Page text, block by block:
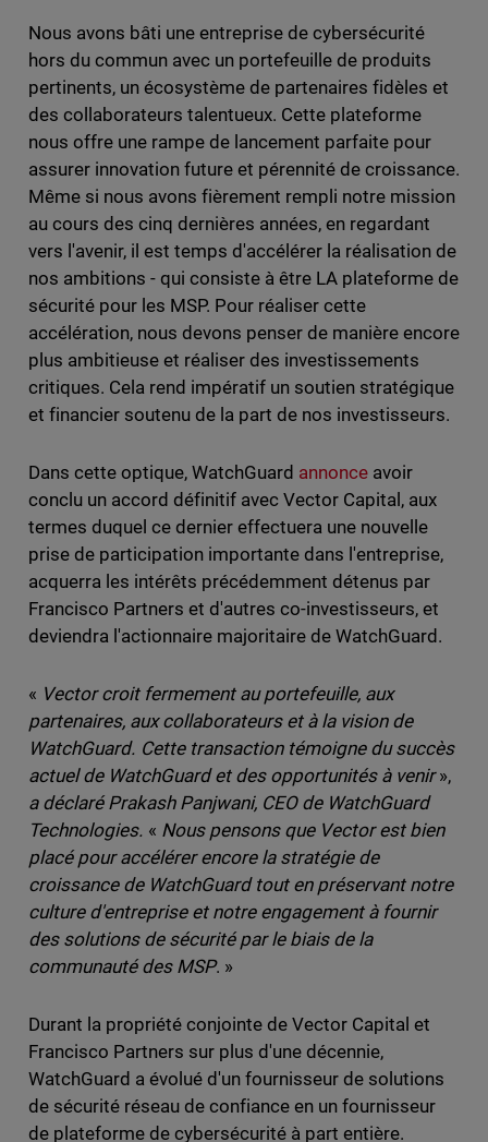
Nous avons bâti une entreprise de cybersécurité
hors du commun avec un portefeuille de produits
pertinents, un écosystème de partenaires fidèles et
des collaborateurs talentueux. Cette plateforme
nous offre une rampe de lancement parfaite pour
assurer innovation future et pérennité de croissance.
Même si nous avons fièrement rempli notre mission
au cours des cinq dernières années, en regardant
vers l'avenir, il est temps d'accélérer la réalisation de
nos ambitions - qui consiste à être LA plateforme de
sécurité pour les MSP. Pour réaliser cette
accélération, nous devons penser de manière encore
plus ambitieuse et réaliser des investissements
critiques. Cela rend impératif un soutien stratégique
et financier soutenu de la part de nos investisseurs.
Dans cette optique, WatchGuard annonce avoir
conclu un accord définitif avec Vector Capital, aux
termes duquel ce dernier effectuera une nouvelle
prise de participation importante dans l'entreprise,
acquerra les intérêts précédemment détenus par
Francisco Partners et d'autres co-investisseurs, et
deviendra l'actionnaire majoritaire de WatchGuard.
« Vector croit fermement au portefeuille, aux
partenaires, aux collaborateurs et à la vision de
WatchGuard. Cette transaction témoigne du succès
actuel de WatchGuard et des opportunités à venir»,
a déclaré Prakash Panjwani, CEO de WatchGuard
Technologies. « Nous pensons que Vector est bien
placé pour accélérer encore la stratégie de
croissance de WatchGuard tout en préservant notre
culture d'entreprise et notre engagement à fournir
des solutions de sécurité par le biais de la
communauté des MSP. »
Durant la propriété conjointe de Vector Capital et
Francisco Partners sur plus d'une décennie,
WatchGuard a évolué d'un fournisseur de solutions
de sécurité réseau de confiance en un fournisseur
de plateforme de cybersécurité à part entière.